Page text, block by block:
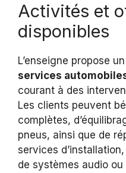
Activités et
disponibles
L’enseigne propose
services
courant à des
Les clients peuvent
complètes,
pneus, ainsi que de
services
de systèmes audio ou